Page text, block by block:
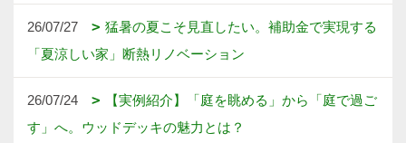
26/07/27
猛暑の夏こそ見直したい。補助金で実現する
「夏涼しい家」断熱リノベーション
26/07/24
【実例紹介】「庭を眺める」から「庭で過ご
す」へ。ウッドデッキの魅力とは？